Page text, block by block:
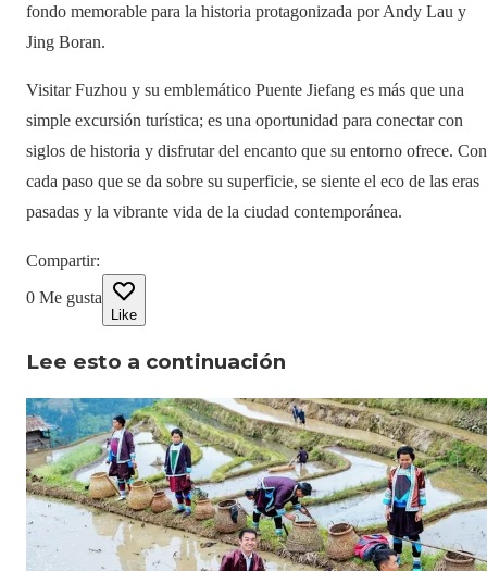
fondo memorable para la historia protagonizada por Andy Lau y
Jing Boran.
Visitar Fuzhou y su emblemático Puente Jiefang es más que una
simple excursión turística; es una oportunidad para conectar con
siglos de historia y disfrutar del encanto que su entorno ofrece. Con
cada paso que se da sobre su superficie, se siente el eco de las eras
pasadas y la vibrante vida de la ciudad contemporánea.
Compartir:
0 Me gusta
Like
Lee esto a continuación